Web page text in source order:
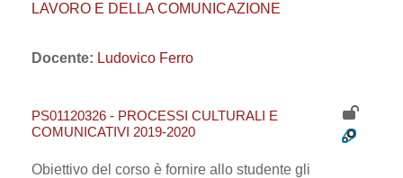
LAVORO E DELLA COMUNICAZIONE
Docente: Ludovico Ferro
PS01120326 - PROCESSI CULTURALI E
COMUNICATIVI 2019-2020
Obiettivo del corso è fornire allo studente gli